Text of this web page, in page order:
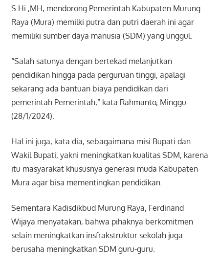
S.Hi.,MH, mendorong Pemerintah Kabupaten Murung
Raya (Mura) memilki putra dan putri daerah ini agar
memiliki sumber daya manusia (SDM) yang unggul.
“Salah satunya dengan bertekad melanjutkan
pendidikan hingga pada perguruan tinggi, apalagi
sekarang ada bantuan biaya pendidikan dari
pemerintah Pemerintah,” kata Rahmanto, Minggu
(28/1/2024).
Hal ini juga, kata dia, sebagaimana misi Bupati dan
Wakil Bupati, yakni meningkatkan kualitas SDM, karena
itu masyarakat khususnya generasi muda Kabupaten
Mura agar bisa mementingkan pendidikan.
Sementara Kadisdikbud Murung Raya, Ferdinand
Wijaya menyatakan, bahwa pihaknya berkomitmen
selain meningkatkan insfrakstruktur sekolah juga
berusaha meningkatkan SDM guru-guru.